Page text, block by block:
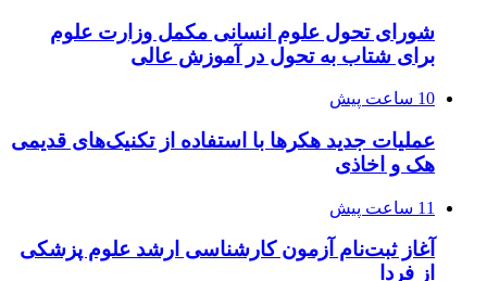
شورای تحول علوم انسانی مکمل وزارت علوم
برای شتاب به تحول در آموزش عالی
10 ساعت پیش
عملیات جدید هکرها با استفاده از تکنیک‌های قدیمی
هک و اخاذی
11 ساعت پیش
آغاز ثبت‌نام‌ آزمون کارشناسی ارشد علوم پزشکی
از فردا